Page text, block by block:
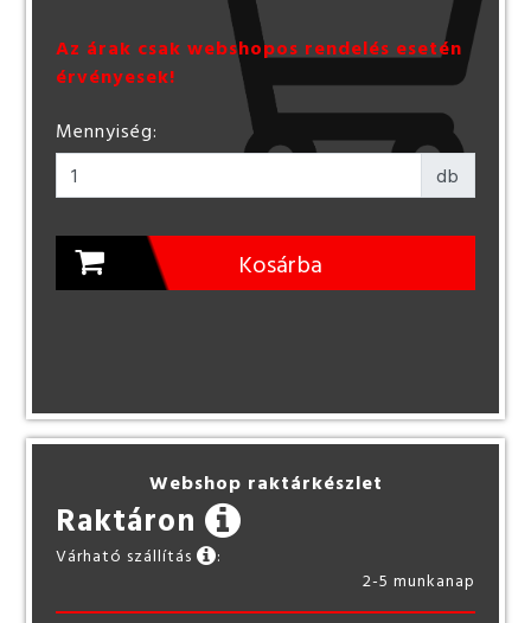
Az árak csak webshopos rendelés esetén
érvényesek!
Mennyiség:
db
Kosárba
Webshop raktárkészlet
Raktáron
Várható szállítás
:
2-5 munkanap